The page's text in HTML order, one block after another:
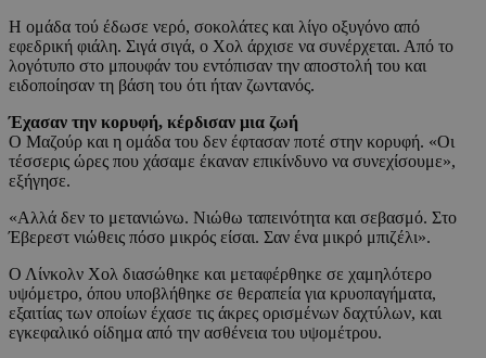
Η ομάδα τού έδωσε νερό, σοκολάτες και λίγο οξυγόνο από
εφεδρική φιάλη. Σιγά σιγά, ο Χολ άρχισε να συνέρχεται. Από το
λογότυπο στο μπουφάν του εντόπισαν την αποστολή του και
ειδοποίησαν τη βάση του ότι ήταν ζωντανός.
Έχασαν την κορυφή, κέρδισαν μια ζωή
Ο Μαζούρ και η ομάδα του δεν έφτασαν ποτέ στην κορυφή. «Οι
τέσσερις ώρες που χάσαμε έκαναν επικίνδυνο να συνεχίσουμε»,
εξήγησε.
«Αλλά δεν το μετανιώνω. Νιώθω ταπεινότητα και σεβασμό. Στο
Έβερεστ νιώθεις πόσο μικρός είσαι. Σαν ένα μικρό μπιζέλι».
Ο Λίνκολν Χολ διασώθηκε και μεταφέρθηκε σε χαμηλότερο
υψόμετρο, όπου υποβλήθηκε σε θεραπεία για κρυοπαγήματα,
εξαιτίας των οποίων έχασε τις άκρες ορισμένων δαχτύλων, και
εγκεφαλικό οίδημα από την ασθένεια του υψομέτρου.